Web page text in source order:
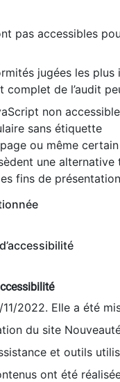
pas accessibles
jugées les
complet de l’audit
non
sans étiquette
ou même
une alternative
fins de
2022. Elle a été
du site
et outils
ont été